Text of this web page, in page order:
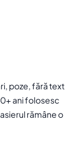
poze, fără text
ani folosesc
rămâne o